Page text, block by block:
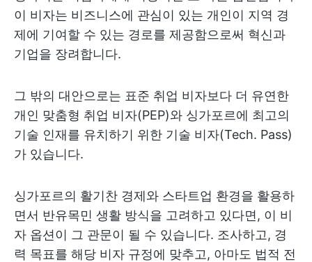
이 비자는 비즈니스에 관심이 있는 개인이 지역 경
제에 기여할 수 있는 경로를 제공함으로써 혁신과
기업을 장려합니다.
그 밖의 대안으로는 표준 취업 비자보다 더 유연한
개인 맞춤형 취업 비자(PEP)와 싱가포르에 최고의
기술 인재를 유치하기 위한 기술 비자(Tech. Pass)
가 있습니다.
싱가포르의 활기찬 경제와 스타트업 환경을 활용하
면서 반유목민 생활 방식을 고려하고 있다면, 이 비
자 옵션이 그 관문이 될 수 있습니다. 조사하고, 경
력 목표를 해당 비자 규정에 맞추고, 아마도 법적 전